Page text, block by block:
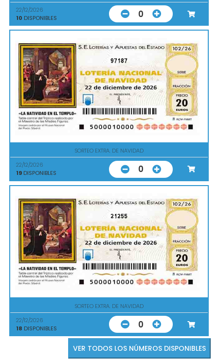
22/12/2026
10 DISPONIBLES 0
97187
SORTEO EXTRA. DE NAVIDAD
22/12/2026
19 DISPONIBLES 0
21255
SORTEO EXTRA. DE NAVIDAD
22/12/2026
18 DISPONIBLES 0
VER TODOS LOS NÚMEROS DISPONIBLES